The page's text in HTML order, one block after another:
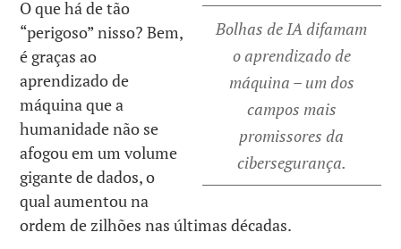
Bolhas de IA difamam
o aprendizado de
máquina – um dos
campos mais
promissores da
cibersegurança.
O que há de tão
“perigoso” nisso? Bem,
é graças ao
aprendizado de
máquina que a
humanidade não se
afogou em um volume
gigante de dados, o
qual aumentou na
ordem de zilhões nas últimas décadas.